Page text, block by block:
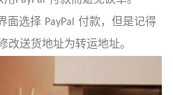
面选择 PayPal 付款，但是记得
改送货地址为转运地址。